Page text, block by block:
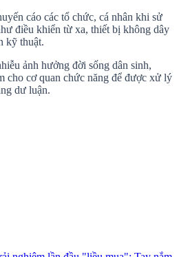
cáo các tổ chức, cá nhân khi sử
điều khiển từ xa, thiết bị không dây
kỹ thuật.
ảnh hưởng đời sống dân sinh,
cho cơ quan chức năng để được xử lý
dư luận.